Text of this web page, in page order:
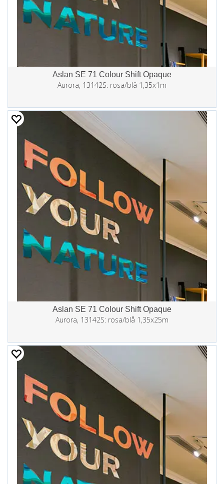
Aslan SE 71 Colour Shift Opaque
Aurora, 13142S: rosa/blå 1,35x1m
Aslan SE 71 Colour Shift Opaque
Aurora, 13142S: rosa/blå 1,35x25m